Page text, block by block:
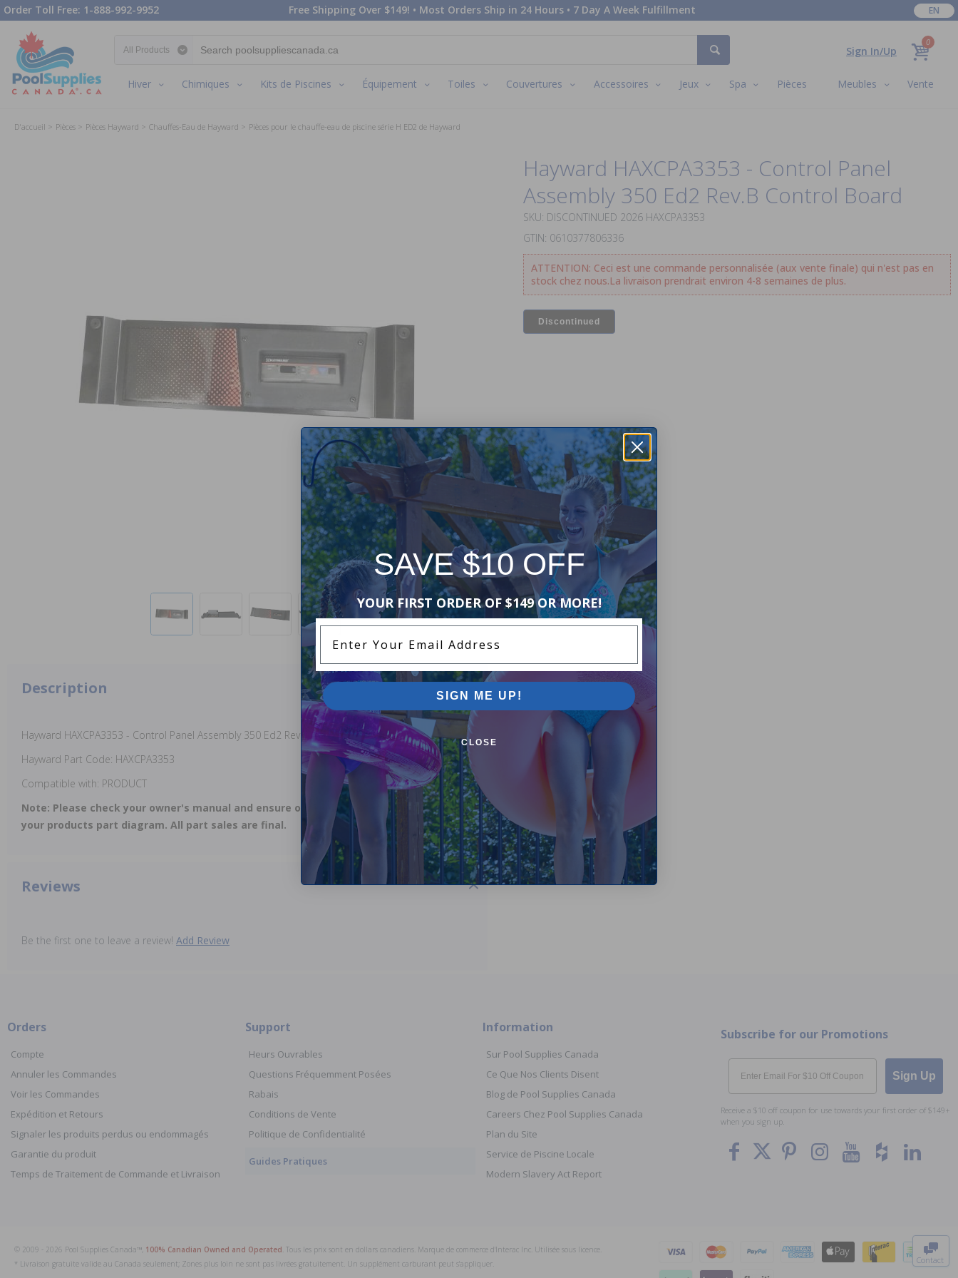
Contact
Order Toll Free: 1-888-992-9952 Free Shipping Over $149! • Most Orders Ship in 24 Hours • 7 Day A Week Fulfillment EN
Sign In/Up
0
Hiver Chimiques Kits de Piscines Équipement Toiles Couvertures Accessoires Jeux Spa Pièces Meubles Vente
D'accueil Pièces Pièces Hayward Chauffes-Eau de Hayward Pièces pour le chauffe-eau de piscine série H ED2 de Hayward
Hayward HAXCPA3353 - Control Panel
Assembly 350 Ed2 Rev.B Control Board
SKU: DISCONTINUED 2026 HAXCPA3353
GTIN: 0610377806336
ATTENTION: Ceci est une commande personnalisée (aux vente finale) qui n'est pas en
stock chez nous.La livraison prendrait environ 4-8 semaines de plus.
Discontinued
Description
Hayward HAXCPA3353 - Control Panel Assembly 350 Ed2 Rev.B Control Board
Hayward Part Code: HAXCPA3353
Compatible with: PRODUCT
Note: Please check your owner's manual and ensure our replacement part matches
your products part diagram. All part sales are final.
Reviews
Be the first one to leave a review! Add Review
Orders
Compte
Annuler les Commandes
Voir les Commandes
Expédition et Retours
Signaler les produits perdus ou endommagés
Garantie du produit
Temps de Traitement de Commande et Livraison
Support
Heurs Ouvrables
Questions Fréquemment Posées
Rabais
Conditions de Vente
Politique de Confidentialité
Guides Pratiques
Information
Sur Pool Supplies Canada
Ce Que Nos Clients Disent
Blog de Pool Supplies Canada
Careers Chez Pool Supplies Canada
Plan du Site
Service de Piscine Locale
Modern Slavery Act Report
Subscribe for our Promotions
Email
Sign Up
Receive a $10 off coupon for use towards your first order of $149+
when you sign up.
© 2009 - 2026 Pool Supplies Canada™, 100% Canadian Owned and Operated . Tous les prix sont en dollars canadiens. Marque de commerce d'Interac Inc. Utilisée sous licence.
* Livraison gratuite valide au Canada seulement; Zones plus loin ne sont pas livrées gratuitement. Un supplément carburant peut s'appliquer.
SAVE $10 OFF
YOUR FIRST ORDER OF $149 OR MORE!
SIGN ME UP!
CLOSE